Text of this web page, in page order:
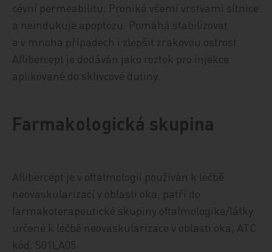
cévní permeabilitu. Proniká všemi vrstvami sítnice
a neindukuje apoptózu. Pomáhá stabilizovat
a v mnoha případech i zlepšit zrakovou ostrost.
Aflibercept je dodáván jako roztok pro injekce
aplikované do sklivcové dutiny.
Farmakologická skupina
Aflibercept je v oftalmologii používán k léčbě
neovaskularizací v oblasti oka, patří do
farmakoterapeutické skupiny oftalmologika/látky
určené k léčbě neovaskularizace v oblasti oka, ATC
kód: S01LA05.